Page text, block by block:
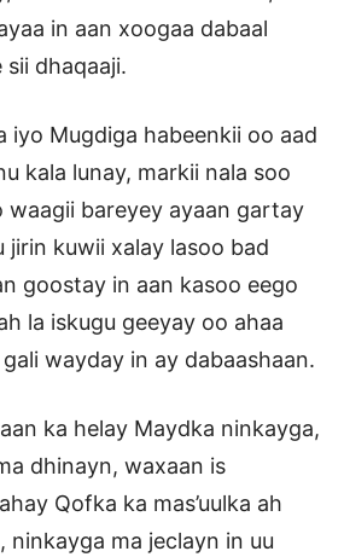
in aan xoogaa dabaal
sii dhaqaaji.
iyo Mugdiga habeenkii oo aad
kala lunay, markii nala soo
waagii bareyey ayaan gartay
jirin kuwii xalay lasoo bad
goostay in aan kasoo eego
la iskugu geeyay oo ahaa
wayday in ay dabaashaan.
ka helay Maydka ninkayga,
dhinayn, waxaan is
Qofka ka mas’uulka ah
ninkayga ma jeclayn in uu